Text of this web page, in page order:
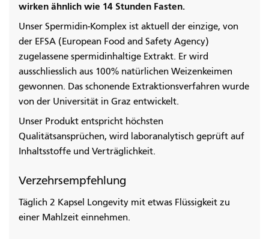
wirken ähnlich wie 14 Stunden Fasten.
Unser Spermidin-Komplex ist aktuell der einzige, von
der EFSA (European Food and Safety Agency)
zugelassene spermidinhaltige Extrakt. Er wird
ausschliesslich aus 100% natürlichen Weizenkeimen
gewonnen. Das schonende Extraktionsverfahren wurde
von der Universität in Graz entwickelt.
Unser Produkt entspricht höchsten
Qualitätsansprüchen, wird laboranalytisch geprüft auf
Inhaltsstoffe und Verträglichkeit.
Verzehrsempfehlung
Täglich 2 Kapsel Longevity mit etwas Flüssigkeit zu
einer Mahlzeit einnehmen.